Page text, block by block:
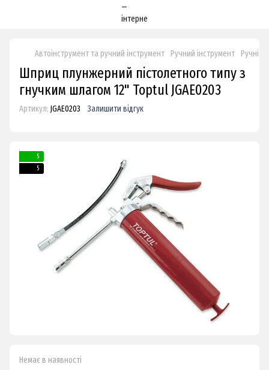
Автоінструмент та ручний інструмент Ручний інструмент Ручні
Шприц плунжерний пістолетного типу з
гнучким шлагом 12" Toptul JGAE0203
Артикул: JGAE0203 Залишити відгук
5
5
Немає в наявності